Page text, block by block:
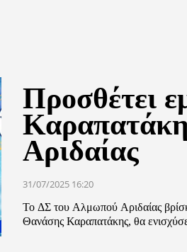
Προσθέτει
Αριδαίας
31/07/2025 16:20
Το ΔΣ του Αλμωπού Αριδαίας
Θανάσης Καραπατάκης, θα